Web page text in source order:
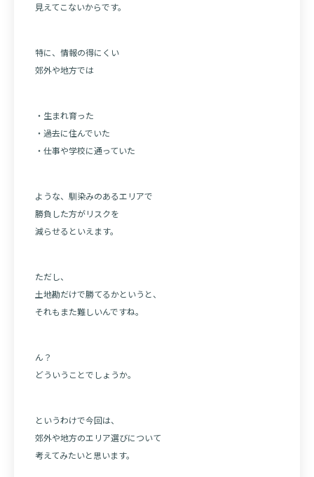
見えてこないからです。
特に、情報の得にくい
郊外や地方では
・生まれ育った
・過去に住んでいた
・仕事や学校に通っていた
ような、馴染みのあるエリアで
勝負した方がリスクを
減らせるといえます。
ただし、
土地勘だけで勝てるかというと、
それもまた難しいんですね。
ん？
どういうことでしょうか。
というわけで今回は、
郊外や地方のエリア選びについて
考えてみたいと思います。